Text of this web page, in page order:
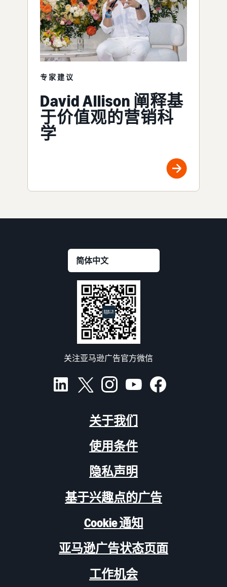
专家建议
David Allison 阐释基
于价值观的营销科
学
关注亚马逊广告官方微信
关于我们
使用条件
隐私声明
基于兴趣点的广告
Cookie 通知
亚马逊广告状态页面
工作机会